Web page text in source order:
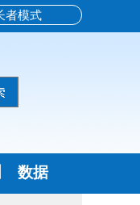
者模式
数据